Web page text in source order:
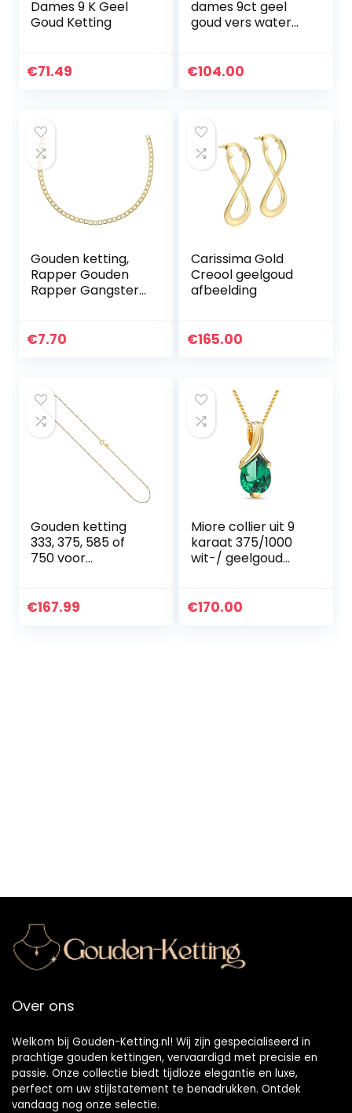
Dames 9 K Geel
Goud Ketting
€71.49
dames 9ct geel
goud vers water
22.7mm op 9ct
0.7mm lengte
46cm/18″
€104.00
Gouden ketting,
Rapper Gouden
Rapper Gangster
perfect om mee
€7.70
Carissima Gold
Creool geelgoud
afbeelding
€165.00
Gouden ketting
333, 375, 585 of
750 voor
geelgoud, breedte
€167.99
Miore collier uit 9
karaat 375/1000
wit-/ geelgoud
€170.00
Over ons
Welkom bij Gouden-Ketting.nl! Wij zijn gespecialiseerd in
prachtige gouden kettingen, vervaardigd met precisie en
passie. Onze collectie biedt tijdloze elegantie en luxe,
perfect om uw stijlstatement te benadrukken. Ontdek
vandaag nog onze selectie.